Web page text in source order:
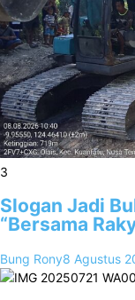
3
Slogan Jadi
“Bersama
Bung Rony8 Agustus